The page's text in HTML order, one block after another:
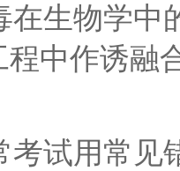
生物学中
中作诱融
用常见